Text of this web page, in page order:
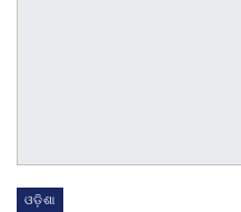
ଓଡ଼ିଶା